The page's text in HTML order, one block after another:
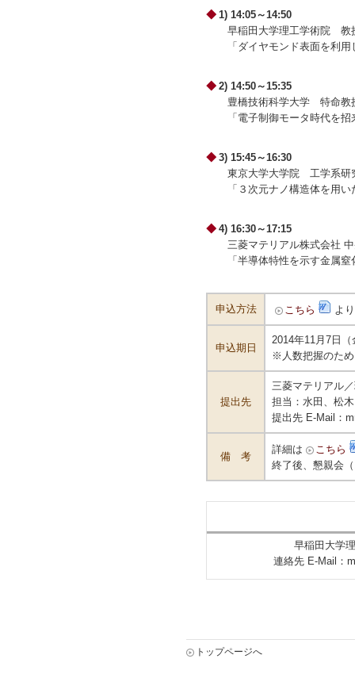
1) 14:05～14:50
早稲田大学理工学術院
「ダイヤモンド表面を利
2) 14:50～15:35
豊橋技術科学大学 特命
「電子制御モータ時代を
3) 15:45～16:30
東京大学大学院 工学系
「３次元ナノ構造体を用
4) 16:30～17:15
三菱マテリアル株式会社
「半導体特性を示す金属
申込方法 こちら よ
申込期日
2014年11月7日（
※人数把握のた
提出先
三菱マテリアル
担当：水田、松木
提出先 E-Mail：
備 考
詳細は
こちら
終了後、懇親会
早稲田大学
連絡先 E-Mail：
トップページへ